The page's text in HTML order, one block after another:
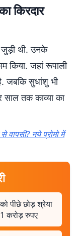
किरदार
थी. उनके
किया. जहां रूपाली
जबकि सुधांशु भी
साल तक काव्या का
वापसी? नये प्रोमो में
पीछे छोड़ श्रेया
करोड़ रुपए